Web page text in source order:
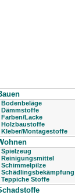
Bodenbeläge
Dämmstoffe
Farben/Lacke
Holzbaustoffe
Kleber/Montagestoffe
Spielzeug
Reinigungsmittel
Schimmelpilze
Schädlingsbekämpfung
Teppiche Stoffe